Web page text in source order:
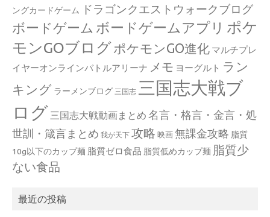
ングカードゲーム
ドラゴンクエストウォークブログ
ボードゲーム ボードゲームアプリ ポケ
モンGOブログ ポケモンGO進化 マルチプレ
イヤーオンラインバトルアリーナ メモ ヨーグルト ラン
キング ラーメンブログ 三国志 三国志大戦ブ
ログ 三国志大戦動画まとめ 名言・格言・金言・処
世訓・箴言まとめ 我が天下 攻略 映画 無課金攻略 脂質
10g以下のカップ麺 脂質ゼロ食品 脂質低めカップ麺 脂質少
ない食品
最近の投稿